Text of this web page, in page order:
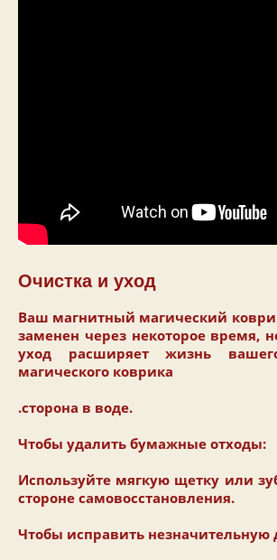
Очистка и уход
Ваш магнитный магический
заменен через некоторое время,
уход расширяет жизнь
магического коврика
.сторона в воде.
Чтобы удалить бумажные отходы:
Используйте мягкую щетку или
стороне самовосстановления.
Чтобы исправить